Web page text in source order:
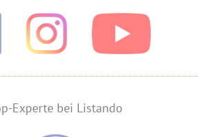
Experte bei Listando